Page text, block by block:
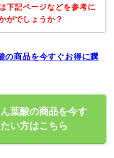
下記ページなどを参考に
がでしょうか？
の商品を今すぐお得に購
葉酸の商品を今す
い方はこちら